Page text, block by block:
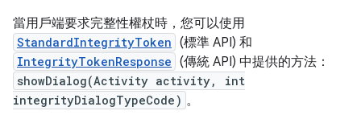
當用戶端要求完整性權杖時，您可以使用
StandardIntegrityToken (標準 API) 和
IntegrityTokenResponse (傳統 API) 中提供的方法：
showDialog(Activity activity, int
integrityDialogTypeCode) 。